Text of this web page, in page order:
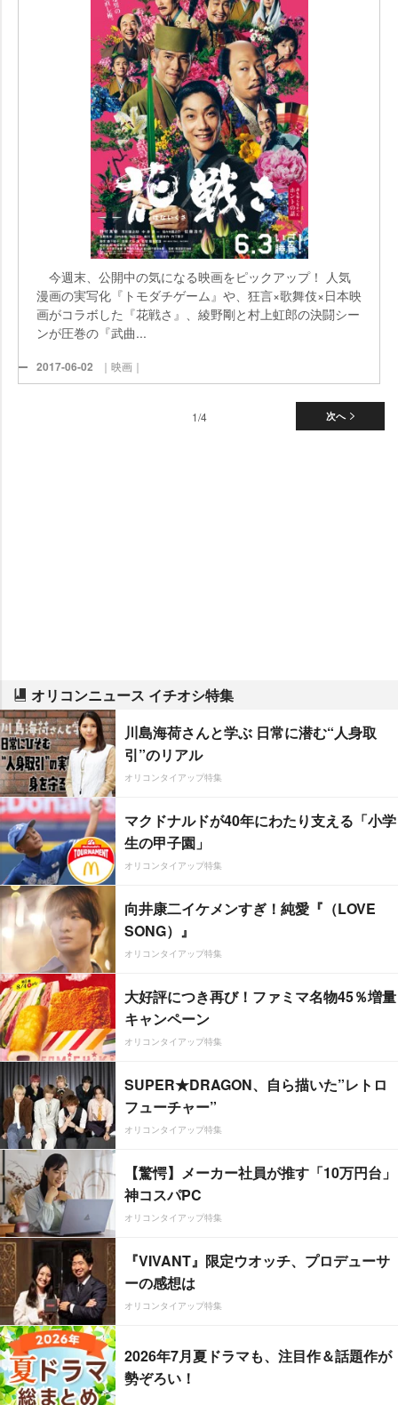
今週末、公開中の気になる映画をピックアップ！ 人気
漫画の実写化『トモダチゲーム』や、狂言×歌舞伎×日本映
画がコラボした『花戦さ』、綾野剛と村上虹郎の決闘シー
ンが圧巻の『武曲...
2017-06-02 ｜映画｜
次へ
1/4
オリコンニュース イチオシ特集
川島海荷さんと学ぶ 日常に潜む“人身取
引”のリアル
オリコンタイアップ特集
マクドナルドが40年にわたり支える「小学
生の甲子園」
オリコンタイアップ特集
向井康二イケメンすぎ！純愛『（LOVE
SONG）』
オリコンタイアップ特集
大好評につき再び！ファミマ名物45％増量
キャンペーン
オリコンタイアップ特集
SUPER★DRAGON、自ら描いた”レトロ
フューチャー”
オリコンタイアップ特集
【驚愕】メーカー社員が推す「10万円台」
神コスパPC
オリコンタイアップ特集
『VIVANT』限定ウオッチ、プロデューサ
ーの感想は
オリコンタイアップ特集
2026年7月夏ドラマも、注目作＆話題作が
勢ぞろい！